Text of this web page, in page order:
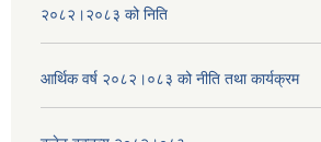
२०८२।२०८३ को निति
आर्थिक वर्ष २०८२।०८३ को नीति तथा कार्यक्रम